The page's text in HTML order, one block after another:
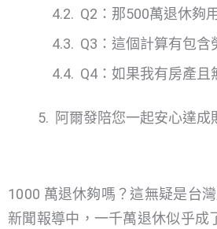
Q2：那500萬退休夠
Q3：這個計算有包含
Q4：如果我有房產且
阿爾發陪您一起安心達成
1000 萬退休夠嗎？這無疑是台
新聞報導中，一千萬退休似乎